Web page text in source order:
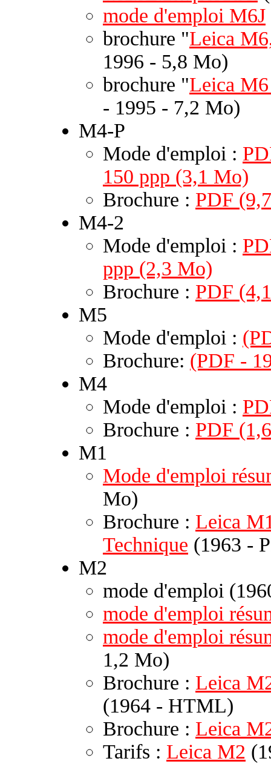
mode d'emploi M6J
brochure "Leica
1996 - 5,8 Mo)
brochure "Leica
- 1995 - 7,2 Mo)
M4-P
Mode d'emploi :
150 ppp (3,1 Mo)
Brochure : PDF
M4-2
Mode d'emploi :
ppp (2,3 Mo)
Brochure : PDF
M5
Mode d'emploi :
Brochure: (PDF -
M4
Mode d'emploi :
Brochure : PDF
M1
Mode d'emploi
Mo)
Brochure : Leica
Technique (1963 -
M2
mode d'emploi
mode d'emploi
mode d'emploi
1,2 Mo)
Brochure : Leica
(1964 - HTML)
Brochure : Leica
Tarifs : Leica M2